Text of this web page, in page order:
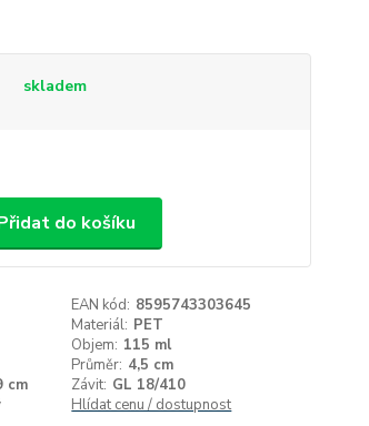
skladem
do košíku
EAN kód: 8595743303645
Materiál: PET
Objem: 115 ml
Průměr: 4,5 cm
cm Závit: GL 18/410
Hlídat cenu / dostupnost